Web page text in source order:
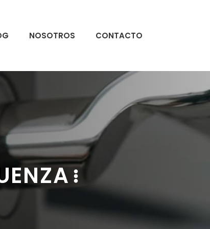
NOSOTROS CONTACTO